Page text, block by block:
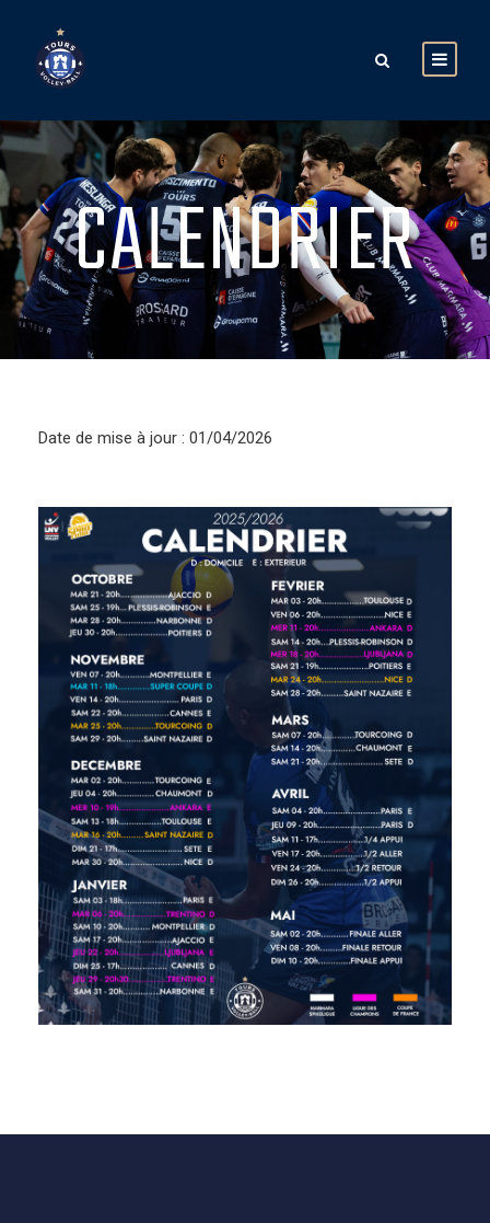
CALENDRIER
Date de mise à jour : 01/04/2026